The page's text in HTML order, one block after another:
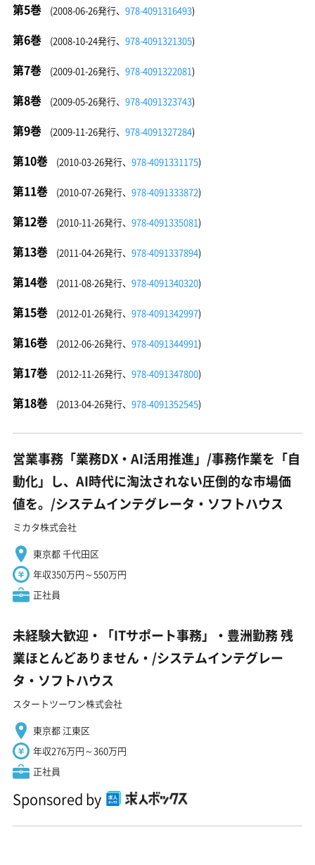
第5巻 (2008-06-26発行、 978-4091316493)
第6巻 (2008-10-24発行、 978-4091321305)
第7巻 (2009-01-26発行、 978-4091322081)
第8巻 (2009-05-26発行、 978-4091323743)
第9巻 (2009-11-26発行、 978-4091327284)
第10巻 (2010-03-26発行、 978-4091331175)
第11巻 (2010-07-26発行、 978-4091333872)
第12巻 (2010-11-26発行、 978-4091335081)
第13巻 (2011-04-26発行、 978-4091337894)
第14巻 (2011-08-26発行、 978-4091340320)
第15巻 (2012-01-26発行、 978-4091342997)
第16巻 (2012-06-26発行、 978-4091344991)
第17巻 (2012-11-26発行、 978-4091347800)
第18巻 (2013-04-26発行、 978-4091352545)
営業事務「業務DX・AI活用推進」/事務作業を「自
動化」し、AI時代に淘汰されない圧倒的な市場価
値を。/システムインテグレータ・ソフトハウス
ミカタ株式会社
東京都 千代田区
年収350万円～550万円
正社員
未経験大歓迎・「ITサポート事務」・豊洲勤務 残
業ほとんどありません・/システムインテグレー
タ・ソフトハウス
スタートツーワン株式会社
東京都 江東区
年収276万円～360万円
正社員
Sponsored by